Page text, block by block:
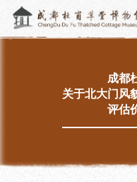
活动 “人日
中国传
成都
关于北大门风
评估